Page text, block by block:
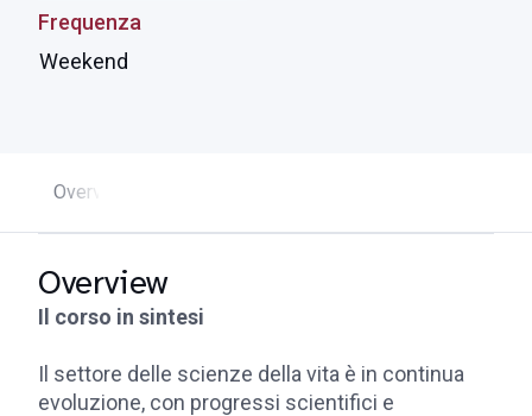
Frequenza
Weekend
Overview
Overview
Il corso in sintesi
Il settore delle scienze della vita è in continua
evoluzione, con progressi scientifici e